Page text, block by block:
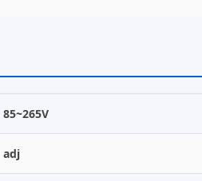
85~265V
adj